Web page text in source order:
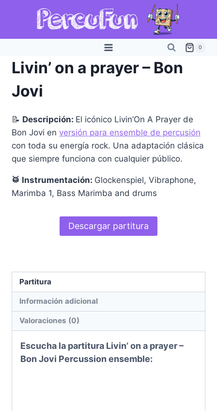
contenido
0
Livin’ on a prayer – Bon
Jovi
📝 Descripción: El icónico Livin’On A Prayer de
Bon Jovi en versión para ensemble de percusión
con toda su energía rock. Una adaptación clásica
que siempre funciona con cualquier público.
🥁 Instrumentación: Glockenspiel, Vibraphone,
Marimba 1, Bass Marimba and drums
Descargar partitura
Partitura
Información adicional
Valoraciones (0)
Escucha la partitura Livin’ on a prayer –
Bon Jovi Percussion ensemble: